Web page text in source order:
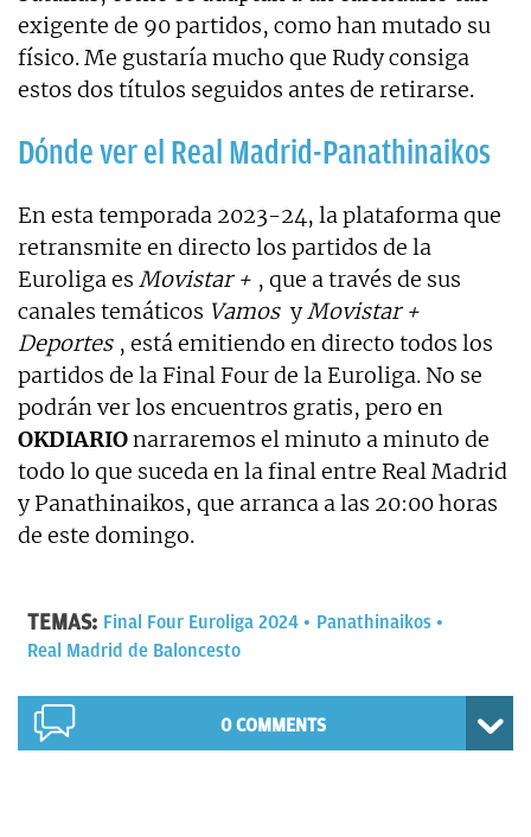
exigente de 90 partidos, como han mutado su
físico. Me gustaría mucho que Rudy consiga
estos dos títulos seguidos antes de retirarse.
Dónde ver el Real Madrid-Panathinaikos
En esta temporada 2023-24, la plataforma que
retransmite en directo los partidos de la
Euroliga es Movistar + , que a través de sus
canales temáticos Vamos yMovistar +
Deportes , está emitiendo en directo todos los
partidos de la Final Four de la Euroliga. No se
podrán ver los encuentros gratis, pero en
OKDIARIOnarraremos el minuto a minuto de
todo lo que suceda en la final entre Real Madrid
y Panathinaikos, que arranca a las 20:00 horas
de este domingo.
TEMAS: Final Four Euroliga 2024
Panathinaikos
Real Madrid de Baloncesto
0 COMMENTS